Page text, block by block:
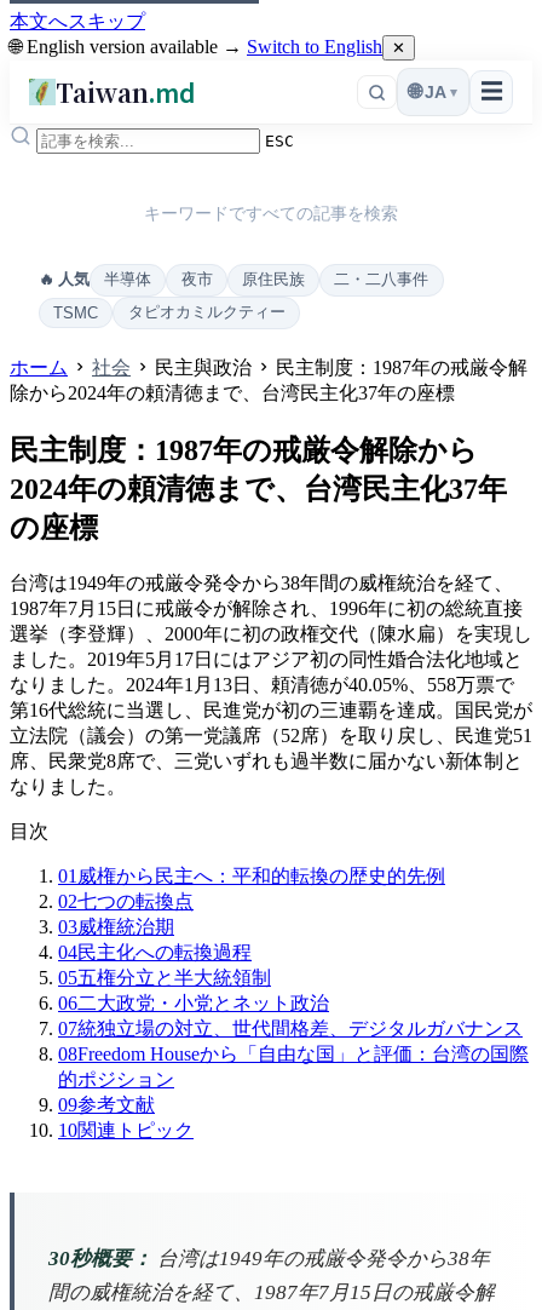
本文へスキップ
🌐 English version available → Switch to English ✕
Taiwan.md ☰
🌐 JA ▾
ESC
キーワードですべての記事を検索
🔥 人気 半導体 夜市 原住民族
二・二八事件
TSMC
タピオカミルクティー
ホーム 社会 民主與政治
民主制度：1987年の戒厳令解
除から2024年の頼清徳まで、台湾民主化37年の座標
民主制度：1987年の戒厳令解除から
2024年の頼清徳まで、台湾民主化37年
の座標
台湾は1949年の戒厳令発令から38年間の威権統治を経て、
1987年7月15日に戒厳令が解除され、1996年に初の総統直接
選挙（李登輝）、2000年に初の政権交代（陳水扁）を実現し
ました。2019年5月17日にはアジア初の同性婚合法化地域と
なりました。2024年1月13日、頼清徳が40.05%、558万票で
第16代総統に当選し、民進党が初の三連覇を達成。国民党が
立法院（議会）の第一党議席（52席）を取り戻し、民進党51
席、民衆党8席で、三党いずれも過半数に届かない新体制と
なりました。
目次
01 威権から民主へ：平和的転換の歴史的先例
02七つの転換点
03威権統治期
04民主化への転換過程
05五権分立と半大統領制
06二大政党・小党とネット政治
07統独立場の対立、世代間格差、デジタルガバナンス
08Freedom Houseから「自由な国」と評価：台湾の国際
的ポジション
09参考文献
10関連トピック
30秒概要：
台湾は1949年の戒厳令発令から38年
間の威権統治を経て、1987年7月15日の戒厳令解